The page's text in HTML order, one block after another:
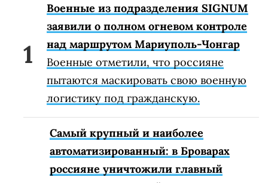
Военные из подразделения SIGNUM
заявили о полном огневом контроле
над маршрутом Мариуполь-Чонгар
Военные отметили, что россияне
пытаются маскировать свою военную
логистику под гражданскую.
Самый крупный и наиболее
автоматизированный: в Броварах
россияне уничтожили главный